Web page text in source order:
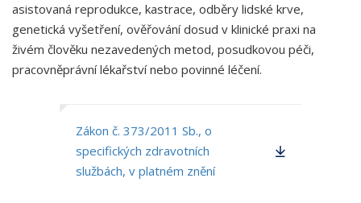
asistovaná reprodukce, kastrace, odběry lidské krve,
genetická vyšetření, ověřování dosud v klinické praxi na
živém člověku nezavedených metod, posudkovou péči,
pracovněprávní lékařství nebo povinné léčení.
Zákon č. 373/2011 Sb., o
specifických zdravotních
službách, v platném znění